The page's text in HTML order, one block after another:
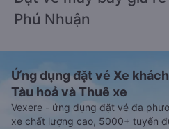
Phú Nhuận
Ứng dụng đặt vé Xe
Tàu hoả và Thuê xe
Vexere - ứng dụng đặt vé đa
xe chất lượng cao, 5000+ tuyến